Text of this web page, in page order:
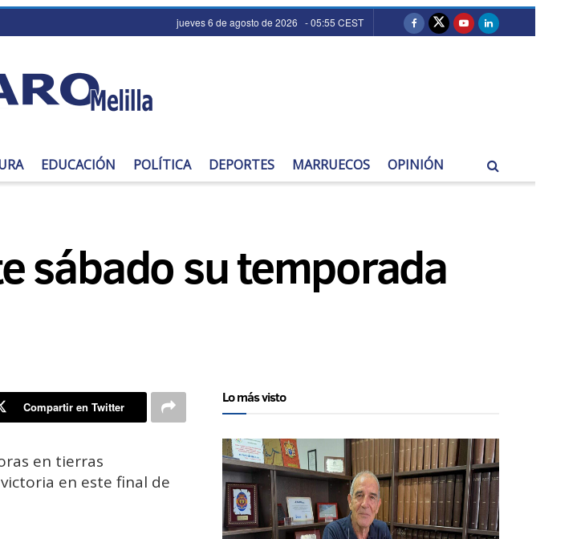
jueves 6 de agosto de 2026 - 05:55 CEST
EDUCACIÓN POLÍTICA DEPORTES MARRUECOS OPINIÓN
sábado su temporada
Compartir en Twitter
en tierras
en este final de
Lo más visto